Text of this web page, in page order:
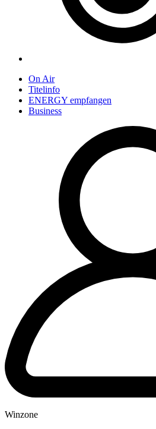
On Air
Titelinfo
ENERGY empfangen
Business
Winzone